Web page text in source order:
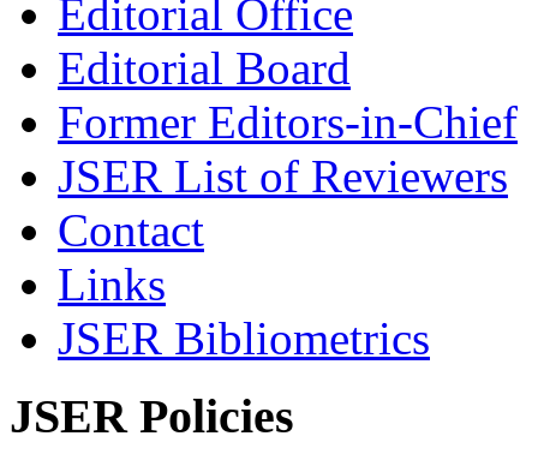
Editorial Office
Editorial Board
Former Editors-in-Chief
JSER List of Reviewers
Contact
Links
JSER Bibliometrics
JSER Policies